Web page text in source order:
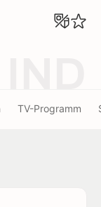
TV-Programm